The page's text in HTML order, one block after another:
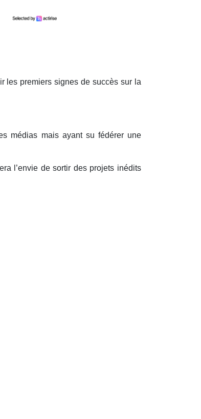
les premiers signes de succès sur la
médias mais ayant su fédérer une
l’envie de sortir des projets inédits